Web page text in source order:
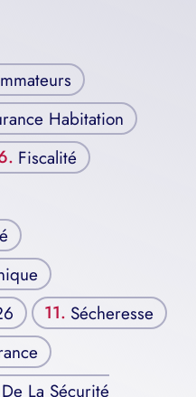
Habitation
Fiscalité
Sécheresse
La Sécurité